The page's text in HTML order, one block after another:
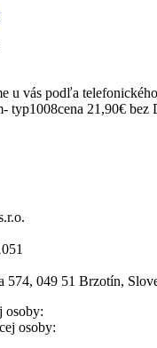
u vás podľa
typ1008cena 21,90€ bez
574, 049 51 Brzotín,
osoby:
osoby: